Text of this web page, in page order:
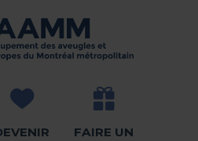
D'ACCUEIL -
FAIRE UN